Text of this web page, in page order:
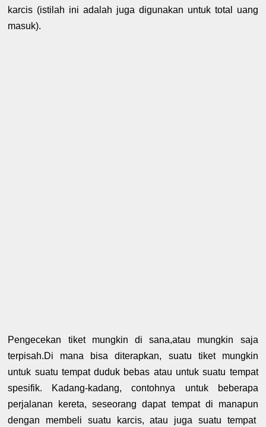
karcis (istilah ini adalah juga digunakan untuk total uang
masuk).
Pengecekan tiket mungkin di sana,atau mungkin saja
terpisah.Di mana bisa diterapkan, suatu tiket mungkin
untuk suatu tempat duduk bebas atau untuk suatu tempat
spesifik. Kadang-kadang, contohnya untuk beberapa
perjalanan kereta, seseorang dapat tempat di manapun
dengan membeli suatu karcis, atau juga suatu tempat